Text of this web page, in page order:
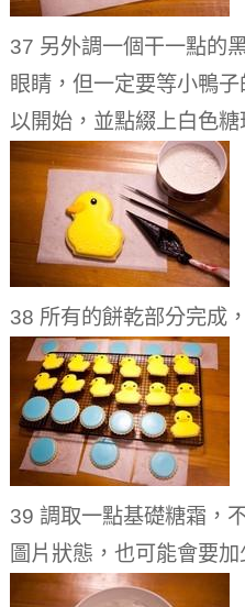
37 另外調一個干一點的
眼睛，但一定要等小鴨
以開始，並點綴上白色糖
38 所有的餅乾部分完成
39 調取一點基礎糖霜，
圖片狀態，也可能會要加